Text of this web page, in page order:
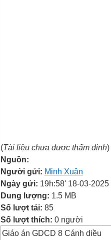
(Tài liệu chưa được thẩm định)
Nguồn:
Người gửi: Minh Xuân
Ngày gửi: 19h:58' 18-03-2025
Dung lượng: 1.5 MB
Số lượt tải: 85
Số lượt thích: 0 người
Giáo án GDCD 8 Cánh diều